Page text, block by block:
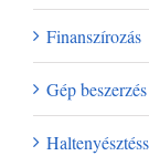
Finanszírozás
Gép